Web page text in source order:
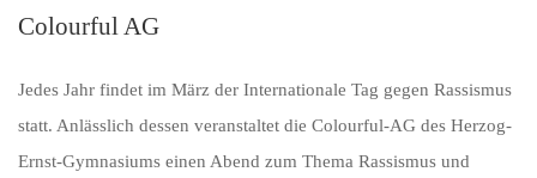
Colourful AG
Jedes Jahr findet im März der Internationale Tag gegen Rassismus
statt. Anlässlich dessen veranstaltet die Colourful-AG des Herzog-
Ernst-Gymnasiums einen Abend zum Thema Rassismus und